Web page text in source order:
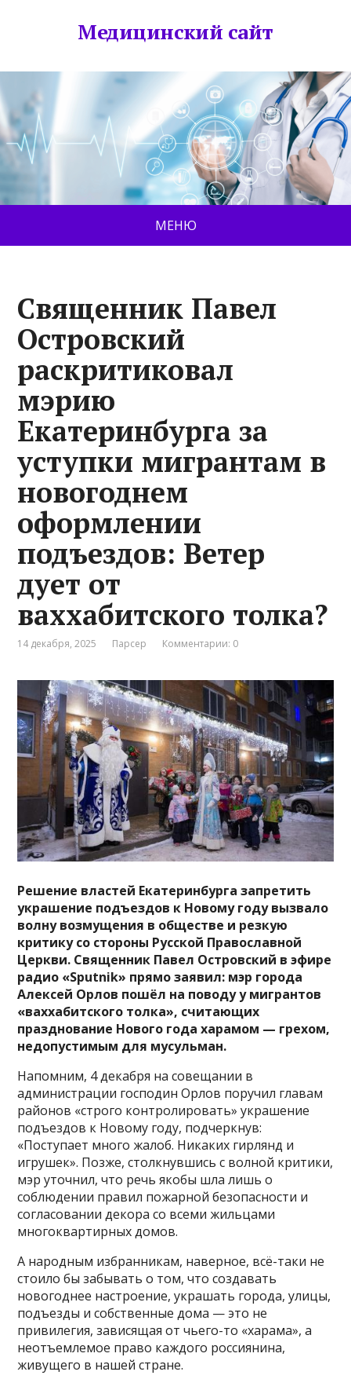
Медицинский сайт
МЕНЮ
Священник Павел
Островский
раскритиковал
мэрию
Екатеринбурга за
уступки мигрантам в
новогоднем
оформлении
подъездов: Ветер
дует от
ваххабитского толка?
14 декабря, 2025 Парсер Комментарии: 0
Решение властей Екатеринбурга запретить
украшение подъездов к Новому году вызвало
волну возмущения в обществе и резкую
критику со стороны Русской Православной
Церкви. Священник Павел Островский в эфире
радио «Sputnik» прямо заявил: мэр города
Алексей Орлов пошёл на поводу у мигрантов
«ваххабитского толка», считающих
празднование Нового года харамом — грехом,
недопустимым для мусульман.
Напомним, 4 декабря на совещании в
администрации господин Орлов поручил главам
районов «строго контролировать» украшение
подъездов к Новому году, подчеркнув:
«Поступает много жалоб. Никаких гирлянд и
игрушек». Позже, столкнувшись с волной критики,
мэр уточнил, что речь якобы шла лишь о
соблюдении правил пожарной безопасности и
согласовании декора со всеми жильцами
многоквартирных домов.
А народным избранникам, наверное, всё-таки не
стоило бы забывать о том, что создавать
новогоднее настроение, украшать города, улицы,
подъезды и собственные дома — это не
привилегия, зависящая от чьего-то «харама», а
неотъемлемое право каждого россиянина,
живущего в нашей стране.